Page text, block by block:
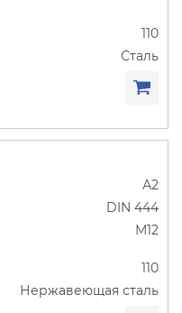
110
Сталь
А2
DIN 444
М12
110
Нержавеющая сталь